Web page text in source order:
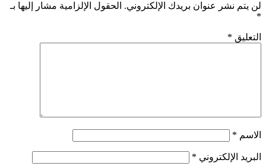
لن يتم نشر عنوان بريدك الإلكتروني. الحقول الإلزامية مشار إليها بـ
*
التعليق *
الاسم *
البريد الإلكتروني *